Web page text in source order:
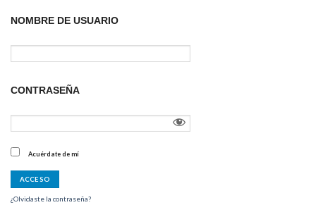
NOMBRE DE USUARIO
CONTRASEÑA
Acuérdate de mí
¿Olvidaste la contraseña?